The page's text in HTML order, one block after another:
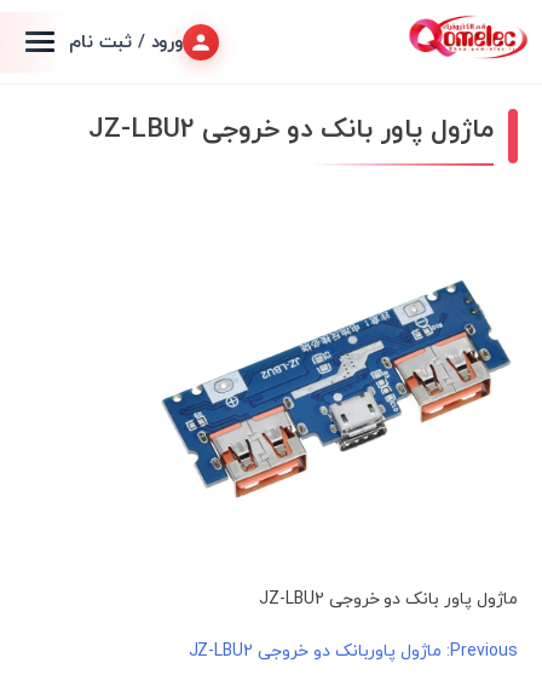
ورود / ثبت نام
ماژول پاور بانک دو خروجی JZ-LBU2
ماژول پاور بانک دو خروجی JZ-LBU2
راهبری
Previous: ماژول پاوربانک دو خروجی JZ-LBU2